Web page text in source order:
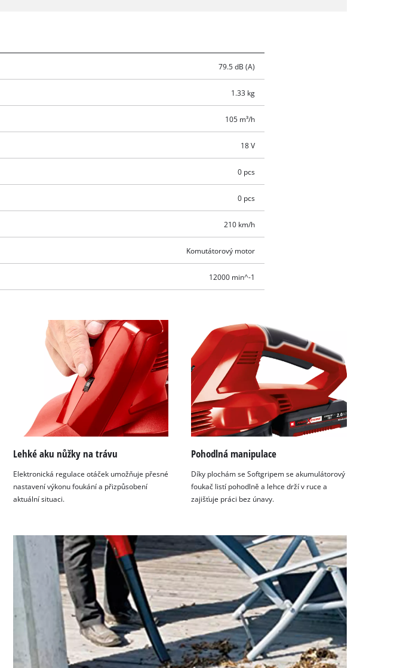
Google Maps
souhlas!
to load due
needs to setup
to add this content
used.
Consent
79.5 dB (A)
1.33 kg
105 m³/h
18 V
0 pcs
0 pcs
210 km/h
Komutátorový motor
12000 min^-1
Lehké aku nůžky na trávu
Elektronická regulace otáček umožňuje přesné
nastavení výkonu foukání a přizpůsobení
aktuální situaci.
Pohodlná manipulace
Díky plochám se Softgripem se akumulátorový
foukač listí pohodlně a lehce drží v ruce a
zajišťuje práci bez únavy.